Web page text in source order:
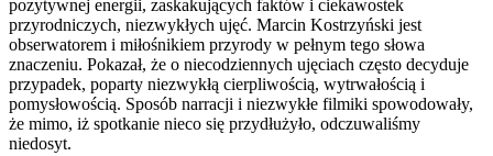
pozytywnej energii, zaskakujących faktów i ciekawostek
przyrodniczych, niezwykłych ujęć. Marcin Kostrzyński jest
obserwatorem i miłośnikiem przyrody w pełnym tego słowa
znaczeniu. Pokazał, że o niecodziennych ujęciach często decyduje
przypadek, poparty niezwykłą cierpliwością, wytrwałością i
pomysłowością. Sposób narracji i niezwykłe filmiki spowodowały,
że mimo, iż spotkanie nieco się przydłużyło, odczuwaliśmy
niedosyt.